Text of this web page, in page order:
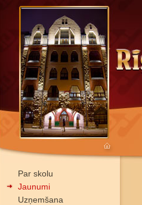
Par skolu
Jaunumi
Uzņemšana